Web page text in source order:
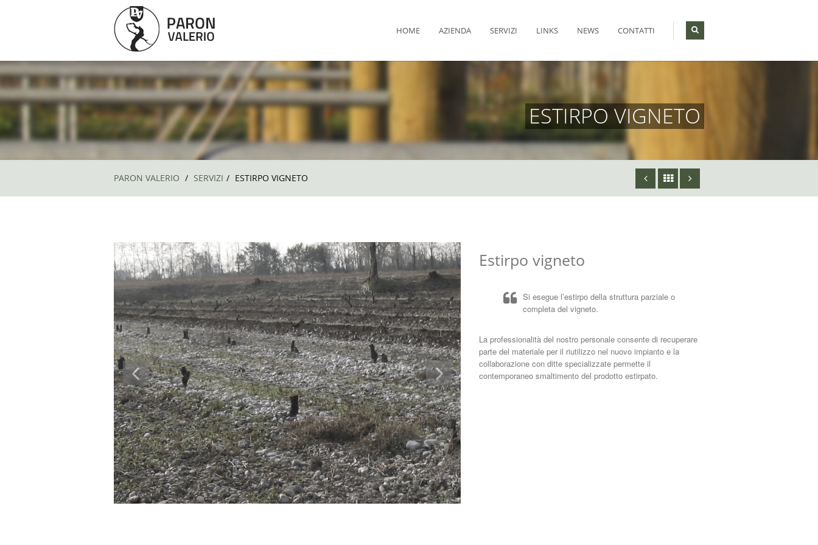
HOME AZIENDA SERVIZI LINKS NEWS CONTATTI
ESTIRPO VIGNETO
PARON VALERIO / SERVIZI / ESTIRPO VIGNETO
Estirpo vigneto
Si esegue l’estirpo della struttura parziale o
completa del vigneto.
La professionalità del nostro personale consente di recuperare
parte del materiale per il riutilizzo nel nuovo impianto e la
collaborazione con ditte specializzate permette il
contemporaneo smaltimento del prodotto estirpato.